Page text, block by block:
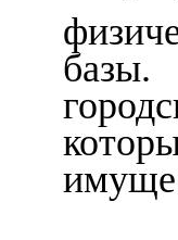
базы.